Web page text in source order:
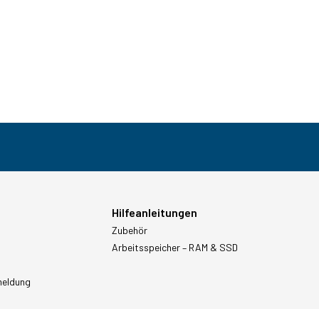
Hilfeanleitungen
Zubehör
Arbeitsspeicher – RAM & SSD